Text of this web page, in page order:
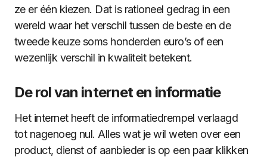
ze er één kiezen. Dat is rationeel gedrag in een
wereld waar het verschil tussen de beste en de
tweede keuze soms honderden euro’s of een
wezenlijk verschil in kwaliteit betekent.
De rol van internet en informatie
Het internet heeft de informatiedrempel verlaagd
tot nagenoeg nul. Alles wat je wil weten over een
product, dienst of aanbieder is op een paar klikken